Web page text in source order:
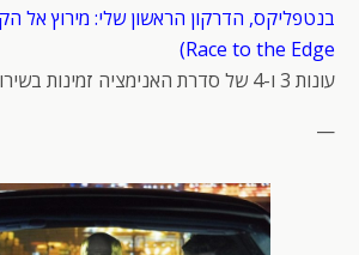
Race to the Edge)
עונות 3 ו-4 של סדרת האנימציה זמינות בשירות.
—